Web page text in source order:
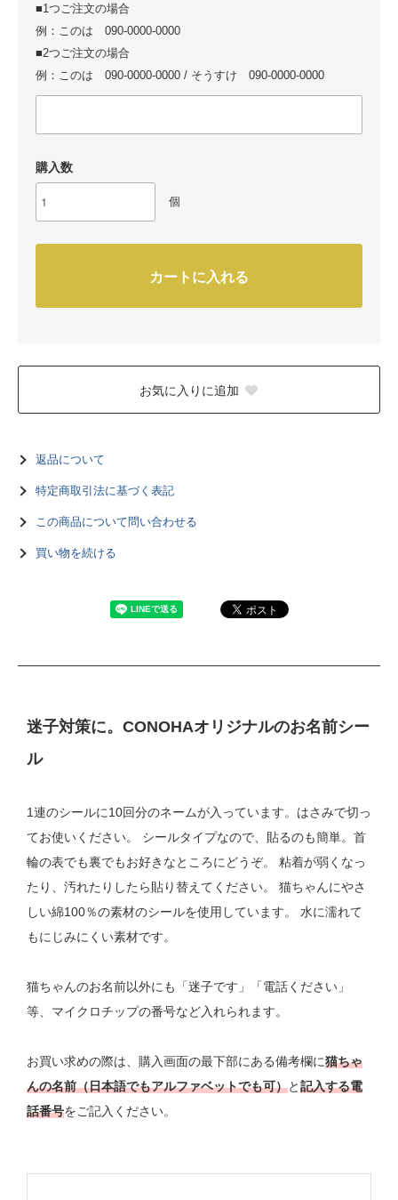
■1つご注文の場合
例：このは 090-0000-0000
■2つご注文の場合
例：このは 090-0000-0000 / そうすけ 090-0000-0000
購入数
個
カートに入れる
お気に入りに追加
返品について
特定商取引法に基づく表記
この商品について問い合わせる
買い物を続ける
迷子対策に。CONOHAオリジナルのお名前シー
ル
1連のシールに10回分のネームが入っています。はさみで切っ
てお使いください。 シールタイプなので、貼るのも簡単。首
輪の表でも裏でもお好きなところにどうぞ。 粘着が弱くなっ
たり、汚れたりしたら貼り替えてください。 猫ちゃんにやさ
しい綿100％の素材のシールを使用しています。 水に濡れて
もにじみにくい素材です。
猫ちゃんのお名前以外にも「迷子です」「電話ください」
等、マイクロチップの番号など入れられます。
お買い求めの際は、購入画面の最下部にある備考欄に猫ちゃ
んの名前（日本語でもアルファベットでも可）と記入する電
話番号をご記入ください。